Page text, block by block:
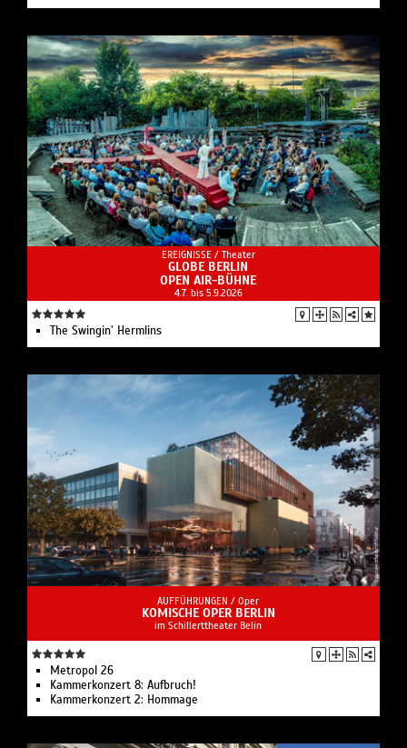
EREIGNISSE / Theater
GLOBE BERLIN
OPEN AIR-BÜHNE
4.7. bis 5.9.2026
The Swingin’ Hermlins
AUFFÜHRUNGEN / Oper
KOMISCHE OPER BERLIN
im Schillerttheater Belin
Metropol 26
Kammerkonzert 8: Aufbruch!
Kammerkonzert 2: Hommage